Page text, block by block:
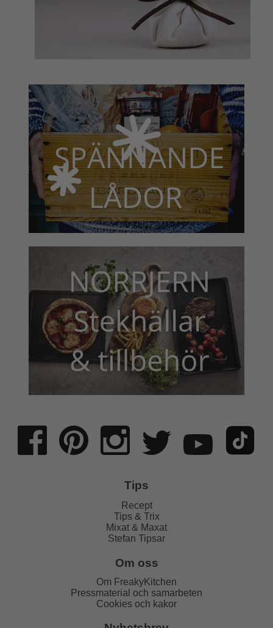
Tips
Recept
Tips & Trix
Mixat & Maxat
Stefan Tipsar
Om oss
Om FreakyKitchen
Pressmaterial och samarbeten
Cookies och kakor